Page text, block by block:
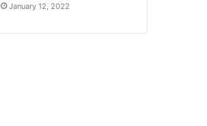
January 12, 2022